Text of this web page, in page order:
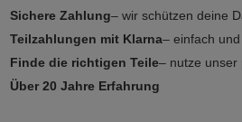
Sichere Zahlung– wir schützen deine
Teilzahlungen mit Klarna– einfach
Finde die richtigen Teile– nutze unser
Über 20 Jahre Erfahrung